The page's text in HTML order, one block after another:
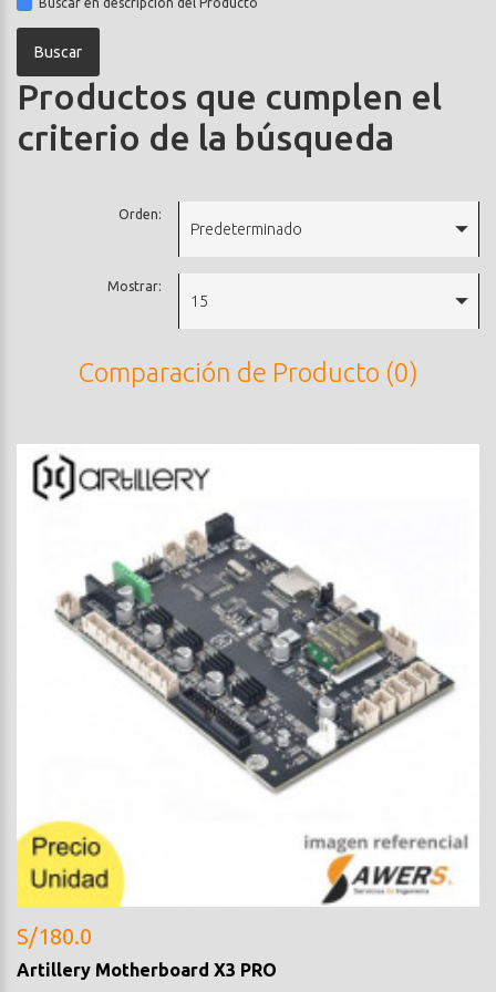
Productos que cumplen el
criterio de la búsqueda
Orden:
Predeterminado
Mostrar:
15
Comparación de Producto (0)
S/180.0
Artillery Motherboard X3 PRO